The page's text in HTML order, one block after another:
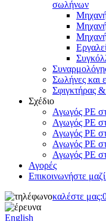
σωλήνων
Σωλήνες και
Σφιγκτήρας
Σχέδιο
Αγωγός PE
Αγωγός PE
Αγωγός PE
Αγωγός PE
Αγωγός PE
Αγορές
Επικοινωνήστε
καλέστε μας:
English